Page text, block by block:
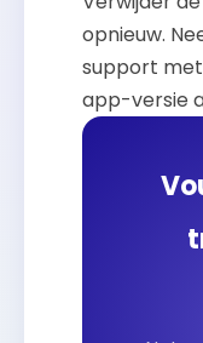
opnieuw.
support
app-versie